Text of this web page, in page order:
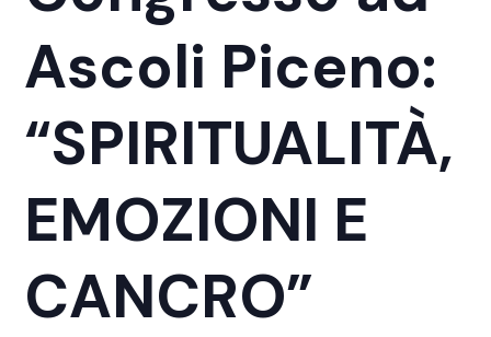
Ascoli Piceno:
“SPIRITUALITÀ,
EMOZIONI E
CANCRO”